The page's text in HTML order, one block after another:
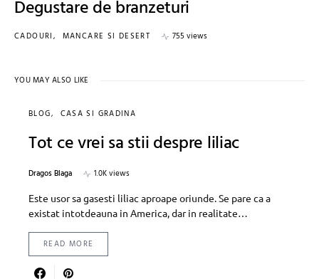
Degustare de branzeturi
CADOURI MANCARE SI DESERT 755 views
YOU MAY ALSO LIKE
BLOG CASA SI GRADINA
Tot ce vrei sa stii despre liliac
Dragos Blaga
1.0K views
Este usor sa gasesti liliac aproape oriunde. Se pare ca a
existat intotdeauna in America, dar in realitate…
READ MORE